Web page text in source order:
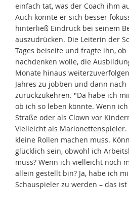
einfach tat, was der Coach ihm
Auch konnte er sich besser
hinterließ Eindruck bei seinem
auszudrücken. Die Leiterin der
Tages beiseite und fragte ihn,
nachdenken wolle, die
Monate hinaus
Jahres zu jobben und dann nach
zurückzukehren. "Da habe ich
ob ich so leben könnte. Wenn
Straße oder als Clown vor
Vielleicht als
kleine Rollen machen muss.
glücklich sein, obwohl ich
muss? Wenn ich vielleicht noch
allein gestellt bin? Ja, habe ich
Schauspieler zu werden – das